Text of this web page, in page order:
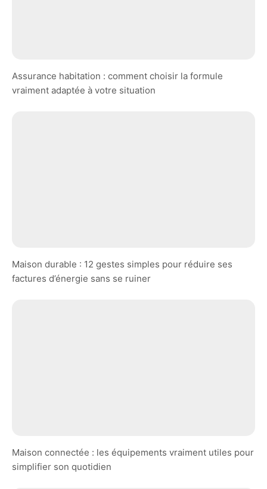
Assurance habitation : comment choisir la formule
vraiment adaptée à votre situation
Maison durable : 12 gestes simples pour réduire ses
factures d’énergie sans se ruiner
Maison connectée : les équipements vraiment utiles pour
simplifier son quotidien